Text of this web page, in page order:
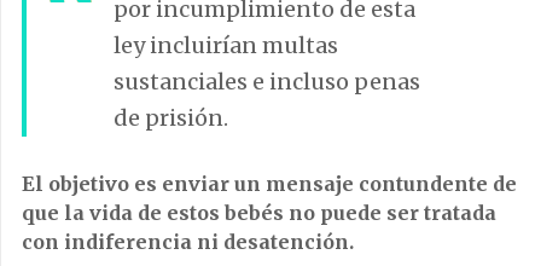
por incumplimiento de esta
ley incluirían multas
sustanciales e incluso penas
de prisión.
El objetivo es enviar un mensaje contundente de
que la vida de estos bebés no puede ser tratada
con indiferencia ni desatención.